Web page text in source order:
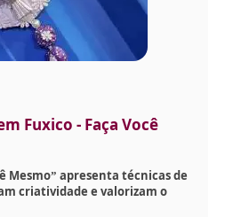
Fuxico - Faça Você
Mesmo” apresenta técnicas de
criatividade e valorizam o